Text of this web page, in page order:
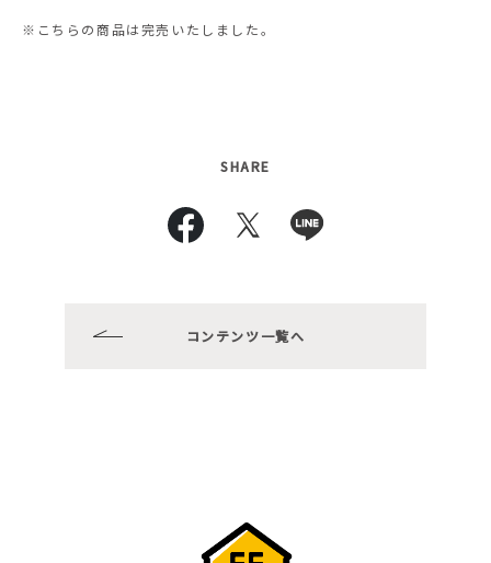
※こちらの商品は完売いたしました。
SHARE
コンテンツ一覧へ